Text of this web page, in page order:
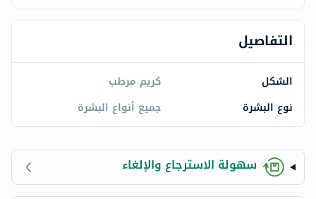
التفاصيل
الشكل
كريم مرطب
نوع البشرة
جميع أنواع البشرة
سهولة الاسترجاع والإلغاء